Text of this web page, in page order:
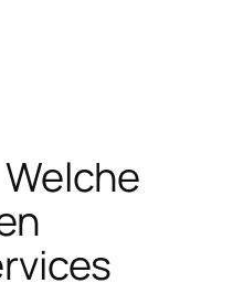
Welche